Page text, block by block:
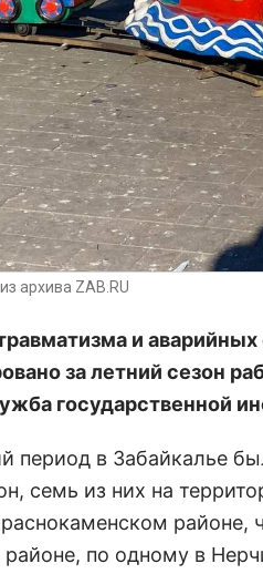
архива ZAB.RU
и
за летний сезон
государственной
период в Забайкалье
семь из них на
районе,
по одному в